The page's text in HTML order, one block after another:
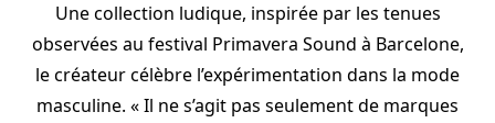
Une collection ludique, inspirée par les tenues
observées au festival Primavera Sound à Barcelone,
le créateur célèbre l’expérimentation dans la mode
masculine. « Il ne s’agit pas seulement de marques